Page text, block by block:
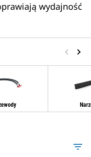
wydajność
filter_list